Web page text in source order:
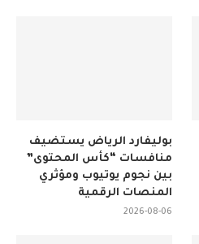
بوليفارد الرياض يستضيف
منافسات “كأس المحتوى”
بين نجوم يوتيوب ومؤثري
المنصات الرقمية
2026-08-06